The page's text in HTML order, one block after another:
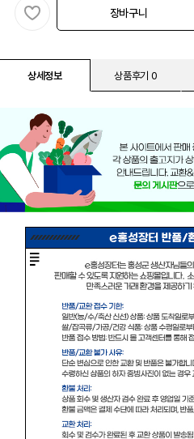
장바구니
상세정보 상품후기 0